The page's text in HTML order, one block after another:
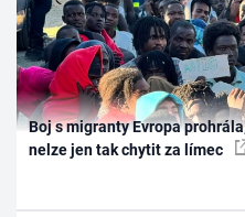
Boj s migranty Evropa
nelze jen tak chytit za límec